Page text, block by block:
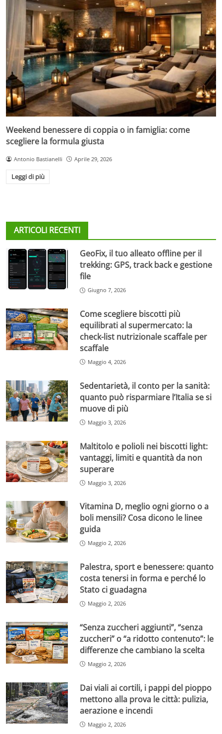
Weekend benessere di coppia o in famiglia: come
scegliere la formula giusta
Antonio Bastianelli Aprile 29, 2026
Leggi di più
ARTICOLI RECENTI
GeoFix, il tuo alleato offline per il
trekking: GPS, track back e gestione
file
Giugno 7, 2026
Come scegliere biscotti più
equilibrati al supermercato: la
check-list nutrizionale scaffale per
scaffale
Maggio 4, 2026
Sedentarietà, il conto per la sanità:
quanto può risparmiare l’Italia se si
muove di più
Maggio 3, 2026
Maltitolo e polioli nei biscotti light:
vantaggi, limiti e quantità da non
superare
Maggio 3, 2026
Vitamina D, meglio ogni giorno o a
boli mensili? Cosa dicono le linee
guida
Maggio 2, 2026
Palestra, sport e benessere: quanto
costa tenersi in forma e perché lo
Stato ci guadagna
Maggio 2, 2026
“Senza zuccheri aggiunti”, “senza
zuccheri” o “a ridotto contenuto”: le
differenze che cambiano la scelta
Maggio 2, 2026
Dai viali ai cortili, i pappi del pioppo
mettono alla prova le città: pulizia,
aerazione e incendi
Maggio 2, 2026